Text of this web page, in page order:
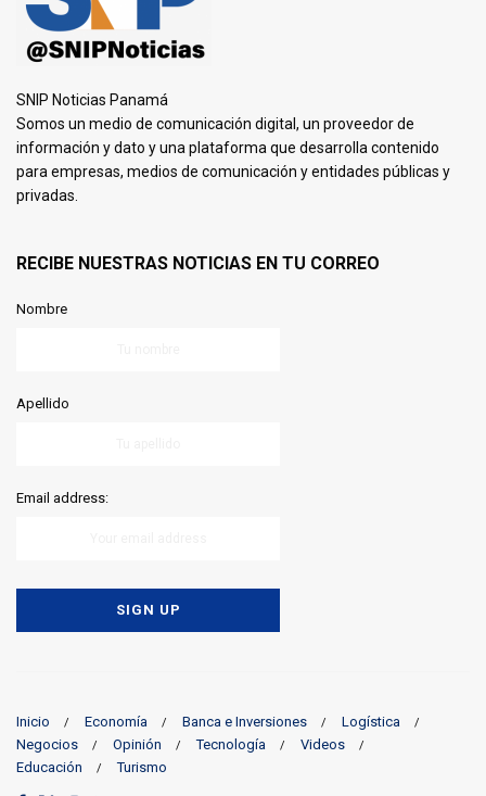
SNIP Noticias Panamá
Somos un medio de comunicación digital, un proveedor de
información y dato y una plataforma que desarrolla contenido
para empresas, medios de comunicación y entidades públicas y
privadas.
RECIBE NUESTRAS NOTICIAS EN TU CORREO
Nombre
Apellido
Email address:
Inicio Economía Banca e Inversiones
Logística
Negocios
Opinión Tecnología
Videos
Educación
Turismo